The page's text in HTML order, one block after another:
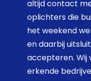
altijd contact
oplichters die
het weekend
en daarbij
accepteren. Wij
erkende